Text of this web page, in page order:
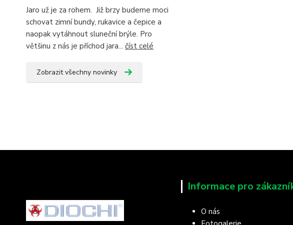
Jaro už je za rohem. Již brzy budeme moci
schovat zimní bundy, rukavice a čepice a
naopak vytáhnout sluneční brýle. Pro
většinu z nás je příchod jara... číst celé
Zobrazit všechny novinky
Informace pro
O nás